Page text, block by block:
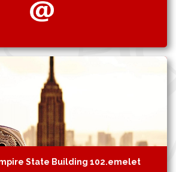
State Building 102.emelet